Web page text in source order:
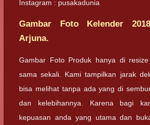
Instagram : pusakadunia
Gambar Foto Kelender
Arjuna.
Gambar Foto Produk hanya di
sama sekali. Kami tampilkan jarak
bisa melihat tanpa ada yang di
dan kelebihannya. Karena bagi
kepuasan anda yang utama dan